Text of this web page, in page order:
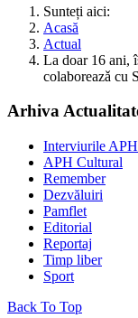
Sunteți aici:
Acasă
Actual
La doar 16 ani,
colaboreazǎ cu
Arhiva
Interviurile APH
APH Cultural
Remember
Dezvăluiri
Pamflet
Editorial
Reportaj
Timp liber
Sport
Back To Top